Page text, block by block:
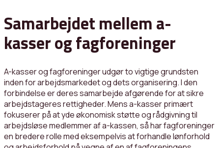
Samarbejdet mellem a-
kasser og fagforeninger
A-kasser og fagforeninger udgør to vigtige grundsten
inden for arbejdsmarkedet og dets organisering. I den
forbindelse er deres samarbejde afgørende for at sikre
arbejdstageres rettigheder. Mens a-kasser primært
fokuserer på at yde økonomisk støtte og rådgivning til
arbejdsløse medlemmer af a-kassen, så har fagforeninger
en bredere rolle med eksempelvis at forhandle lønforhold